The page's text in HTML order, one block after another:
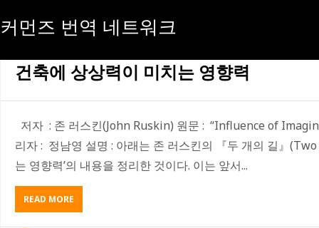
커먼즈 번역 네트워크
[태그:]존 러스킨
건축에 상상력이 미치는 영향력
저자 : 존 러스킨(John Ruskin) 원문 : “Influence of
리자 : 정남영 설명 : 아래는 존 러스킨의 『두 개의 길』
는 영향력’의 내용을 정리한 것이다. 이는 앞서...
READ MORE
B